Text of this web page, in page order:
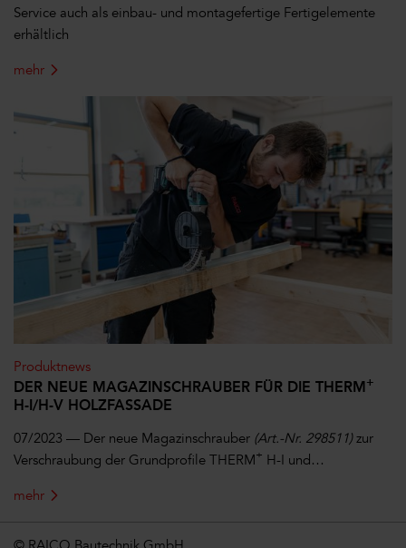
Service auch als einbau- und montagefertige Fertigelemente
erhältlich
mehr
Produktnews
DER NEUE MAGAZINSCHRAUBER FÜR DIE THERM+
H-I/H-V HOLZFASSADE
07/2023 — Der neue Magazinschrauber (Art.-Nr. 298511)zur
Verschraubung der Grundprofile THERM+ H-I und…
mehr